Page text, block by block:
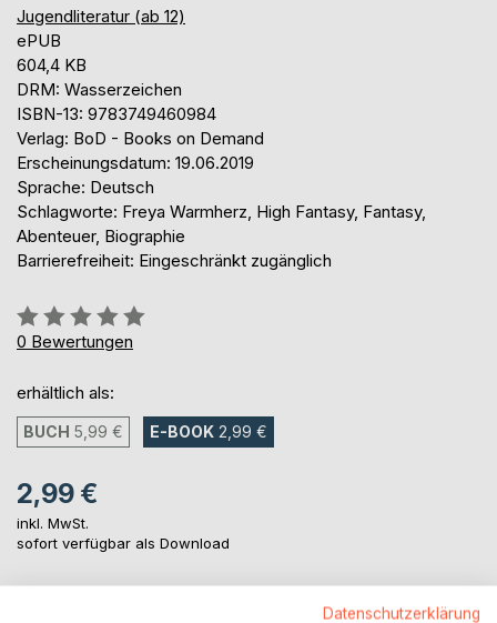
Jugendliteratur (ab 12)
ePUB
604,4 KB
DRM: Wasserzeichen
ISBN-13: 9783749460984
Verlag: BoD - Books on Demand
Erscheinungsdatum: 19.06.2019
Sprache: Deutsch
Schlagworte: Freya Warmherz, High Fantasy, Fantasy,
Abenteuer, Biographie
Barrierefreiheit: Eingeschränkt zugänglich
Bewertung::
0%
0 Bewertungen
erhältlich als:
BUCH 5,99 € E-BOOK 2,99 €
2,99 €
inkl. MwSt.
sofort verfügbar als Download
Datenschutzerklärung